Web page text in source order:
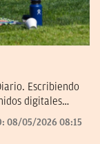
Escribiendo
digitales
08/05/2026 08:15